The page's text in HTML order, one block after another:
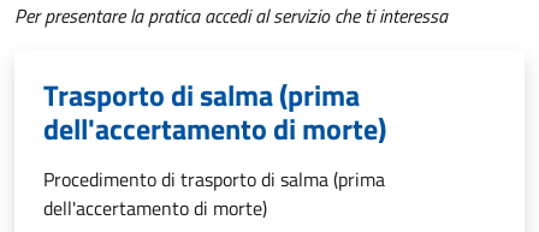
Per presentare la pratica accedi al servizio che ti interessa
Trasporto di salma (prima
dell'accertamento di morte)
Procedimento di trasporto di salma (prima
dell'accertamento di morte)